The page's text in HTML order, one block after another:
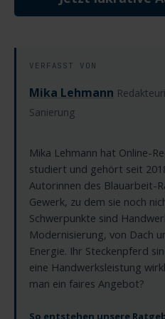
VERFASST VON
Mika Lehmann
Sanierung
Mika Lehmann hat Online-
studiert und gehört seit
Autorinnen des Blauarbeit-
Gewerk, zu dem sie noch
Schwerpunkte sind
Modernisierung, von Dach
Energie. Ihr Steckenpferd
eine Handwerksleistung
man ein faires Angebot?
So entstehen unsere